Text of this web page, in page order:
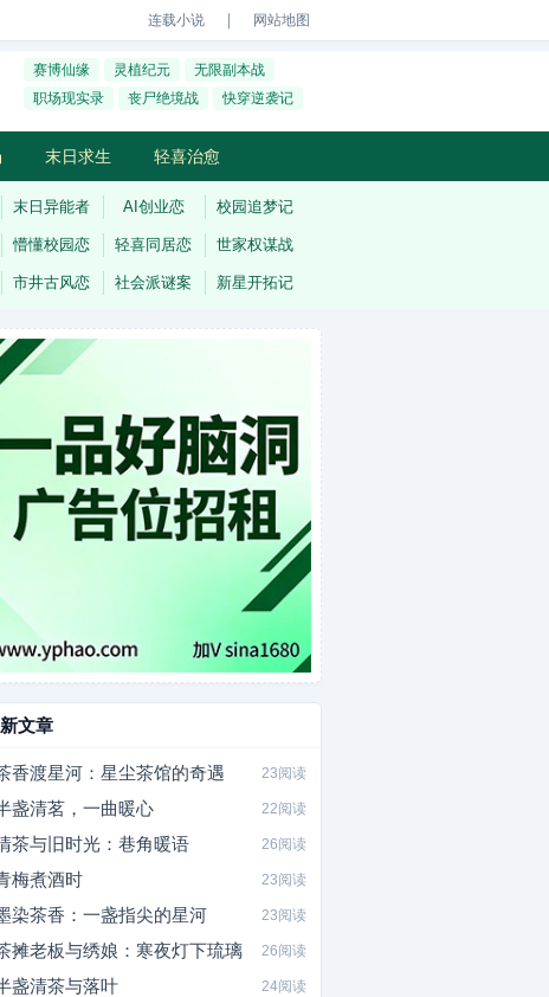
连载小说 ｜ 网站地图
赛博仙缘 灵植纪元
无限副本战
职场现实录
丧尸绝境战 快穿逆袭记
末日求生 轻喜治愈
末日异能者 AI创业恋 校园追梦记
懵懂校园恋 轻喜同居恋 世家权谋战
市井古风恋 社会派谜案 新星开拓记
文章
香渡星河：星尘茶馆的奇遇 23阅读
盏清茗，一曲暖心 22阅读
茶与旧时光：巷角暖语 26阅读
梅煮酒时 23阅读
染茶香：一盏指尖的星河 23阅读
摊老板与绣娘：寒夜灯下琉璃 26阅读
盏清茶与落叶 24阅读